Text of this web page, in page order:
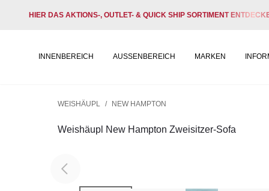
HIER DAS AKTIONS-, OUTLET- & QUICK SHIP SORTIMENT
INNENBEREICH AUSSENBEREICH MARKEN
WEISHÄUPL / NEW HAMPTON
Weishäupl New Hampton Zweisitzer-Sofa